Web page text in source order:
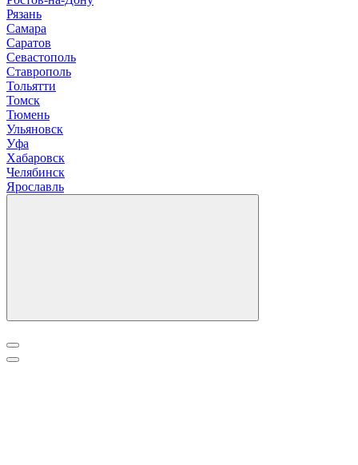
Рязань
Самара
Саратов
Севастополь
Ставрополь
Тольятти
Томск
Тюмень
Ульяновск
Уфа
Хабаровск
Челябинск
Ярославль